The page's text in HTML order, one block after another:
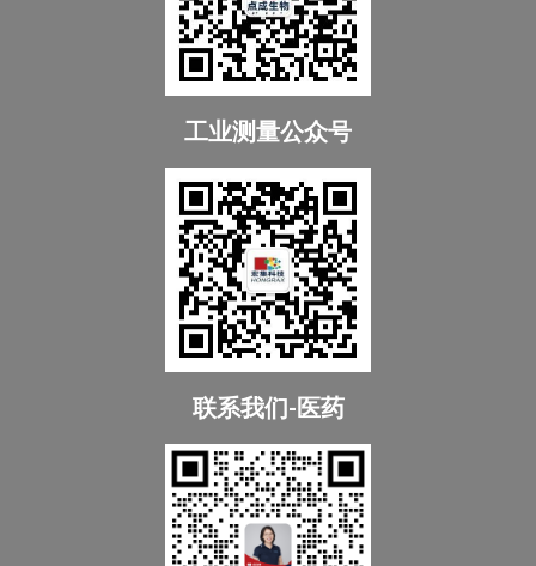
工业测量公众号
联系我们-医药